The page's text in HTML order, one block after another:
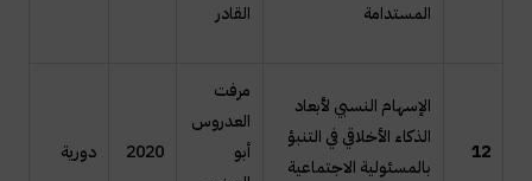
المستدامة
القادر
12
الإسهام النسبي لأبعاد
الذكاء الأخلاقي في التنبؤ
بالمسئولية الاجتماعية
مرفت
العدروس
أبو
2020 دورية